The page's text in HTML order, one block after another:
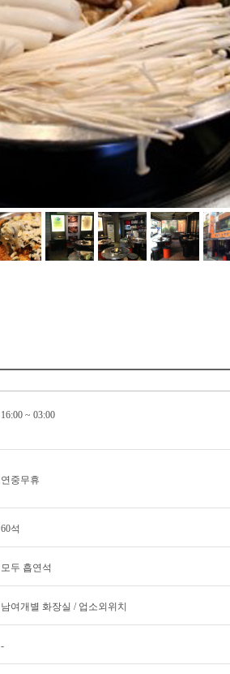
16:00 ~ 03:00
연중무휴
60석
모두 흡연석
남여개별 화장실 / 업소외위치
-